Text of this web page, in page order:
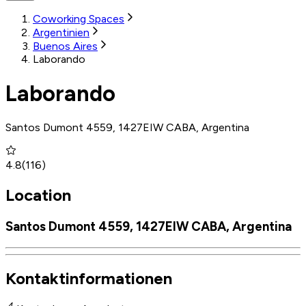
Coworking Spaces
Argentinien
Buenos Aires
Laborando
Laborando
Santos Dumont 4559, 1427EIW CABA, Argentina
4.8(116)
Location
Santos Dumont 4559, 1427EIW CABA, Argentina
Kontaktinformationen